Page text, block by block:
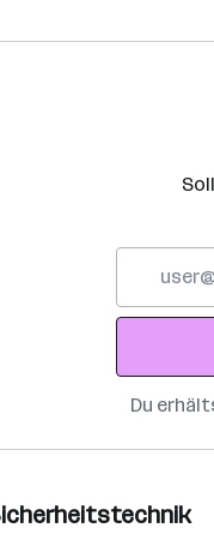
Adresse
Du